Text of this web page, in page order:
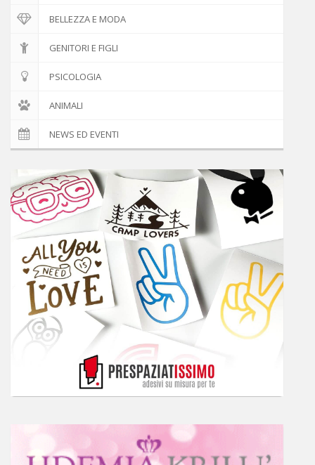
BELLEZZA E MODA
GENITORI E FIGLI
PSICOLOGIA
ANIMALI
NEWS ED EVENTI